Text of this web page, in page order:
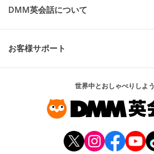
DMM英会話について
お客様サポート
世界中とおしゃべりしよう